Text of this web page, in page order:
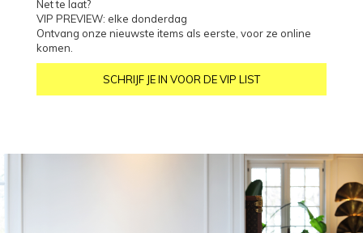
Net te laat?
VIP PREVIEW: elke donderdag
Ontvang onze nieuwste items als eerste, voor ze online
komen.
SCHRIJF JE IN VOOR DE VIP LIST